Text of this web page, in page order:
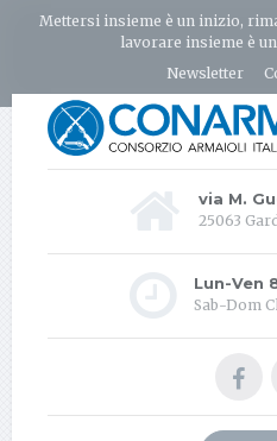
Mettersi insieme è un inizio,
lavorare insieme è
Newsletter
via M.
25063
Lun-Ven
Sab-Dom